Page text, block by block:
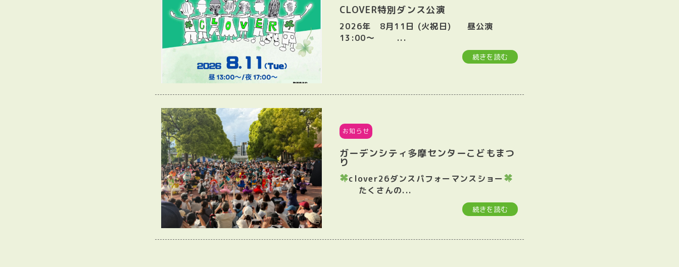
CLOVER特別ダンス公演
2026年 8月11日 (火祝日) 昼公演
13:00〜 ...
続きを読む
お知らせ
ガーデンシティ多摩センターこどもまつ
り
clover26ダンスパフォーマンスショー
たくさんの...
続きを読む